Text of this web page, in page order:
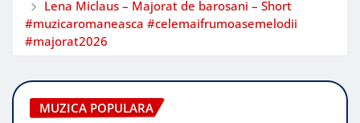
Lena Miclaus – Majorat de barosani – Short
#muzicaromaneasca #celemaifrumoasemelodii
#majorat2026
MUZICA POPULARA